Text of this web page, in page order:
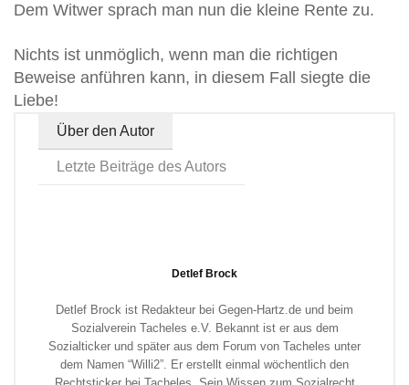
Dem Witwer sprach man nun die kleine Rente zu.
Nichts ist unmöglich, wenn man die richtigen
Beweise anführen kann, in diesem Fall siegte die
Liebe!
Über den Autor
Letzte Beiträge des Autors
Detlef Brock
Detlef Brock ist Redakteur bei Gegen-Hartz.de und beim
Sozialverein Tacheles e.V. Bekannt ist er aus dem
Sozialticker und später aus dem Forum von Tacheles unter
dem Namen “Willi2”. Er erstellt einmal wöchentlich den